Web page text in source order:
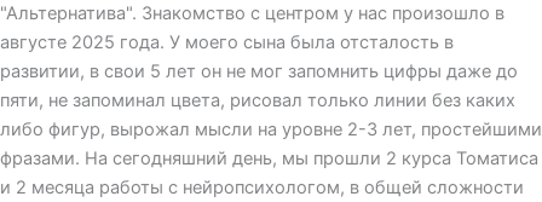
"Альтернатива". Знакомство с центром у нас произошло в
августе 2025 года. У моего сына была отсталость в
развитии, в свои 5 лет он не мог запомнить цифры даже до
пяти, не запоминал цвета, рисовал только линии без каких
либо фигур, вырожал мысли на уровне 2-3 лет, простейшими
фразами. На сегодняшний день, мы прошли 2 курса Томатиса
и 2 месяца работы с нейропсихологом, в общей сложности